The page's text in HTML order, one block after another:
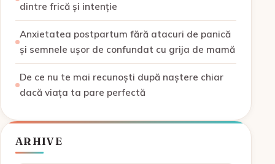
dintre frică și intenție
Anxietatea postpartum fără atacuri de panică
și semnele ușor de confundat cu grija de mamă
De ce nu te mai recunoști după naștere chiar
dacă viața ta pare perfectă
ARHIVE